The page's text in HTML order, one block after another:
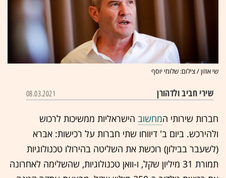
שי אוזון / צילום: שלומי יוסף
שירי חביב ולדהורן 08.03.2021
חברות שירותי המחשוב הישראליות ממשיכות לרכוש
ולהירכש. ביום ב' דיווחו שתי חברות על רכישות: אברא
(לשעבר בבילון) רוכשת את השליטה בהירולו טכנולוגיות
תמורת 31 מיליון שקל, ו-וואן טכנולוגיות, שהשלימה לאחרונה